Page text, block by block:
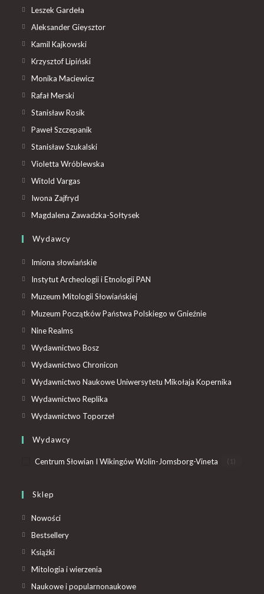
Leszek Gardeła
Aleksander Gieysztor
Kamil Kajkowski
Krzysztof Lipiński
Monika Maciewicz
Rafał Merski
Stanisław Rosik
Paweł Szczepanik
Stanisław Szukalski
Violetta Wróblewska
Witold Vargas
Iwona Zajfryd
Magdalena Zawadzka-Sołtysek
Wydawcy
Imiona słowiańskie
Instytut Archeologii i Etnologii PAN
Muzeum Mitologii Słowiańskiej
Muzeum Początków Państwa Polskiego w Gnieźnie
Nine Realms
Wydawnictwo Bosz
Wydawnictwo Chronicon
Wydawnictwo Naukowe Uniwersytetu Mikołaja Kopernika
Wydawnictwo Replika
Wydawnictwo Toporzeł
Wydawcy
Centrum Słowian I Wikingów Wolin-Jomsborg-Vineta (1)
Sklep
Nowości
Bestsellery
Książki
Mitologia i wierzenia
Naukowe i popularnonaukowe